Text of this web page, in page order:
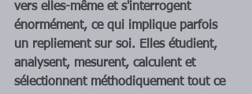
vers elles-même et s'interrogent
énormément, ce qui implique parfois
un repliement sur soi. Elles étudient,
analysent, mesurent, calculent et
sélectionnent méthodiquement tout ce